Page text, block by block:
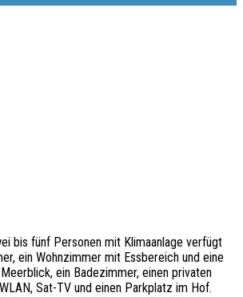
bis fünf Personen mit Klimaanlage verfügt
ein Wohnzimmer mit Essbereich und eine
ein Badezimmer, einen privaten
Sat-TV und einen Parkplatz im Hof.